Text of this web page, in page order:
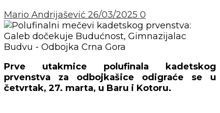
Mario Andrijašević 26/03/2025 0
Prve utakmice polufinala kadetskog
prvenstva za odbojkašice odigraće se u
četvrtak, 27. marta, u Baru i Kotoru.